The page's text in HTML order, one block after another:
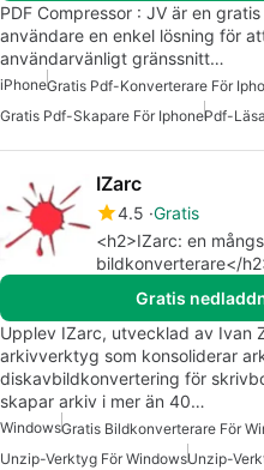
PDF Compressor : JV är en
användare en enkel lösning för
användarvänligt gränssnitt…
iPhoneGratis Pdf-Konverterare För
Gratis Pdf-Skapare För IphonePdf-
IZarc
4.5 Gratis
<h2>IZarc: en
bildkonverterare</
Gratis
Upplev IZarc, utvecklad av Ivan
arkivverktyg som konsoliderar
diskavbildkonvertering för
skapar arkiv i mer än 40…
WindowsGratis Bildkonverterare För
Unzip-Verktyg För WindowsUnzip-